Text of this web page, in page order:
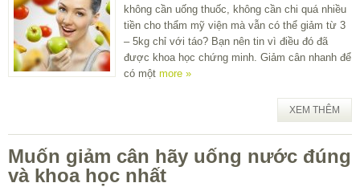
không cần uống thuốc, không cần chi quá nhiều
tiền cho thẩm mỹ viện mà vẫn có thể giảm từ 3
– 5kg chỉ với táo? Bạn nên tin vì điều đó đã
được khoa học chứng minh. Giảm cân nhanh để
có một more »
XEM THÊM
Muốn giảm cân hãy uống nước đúng
và khoa học nhất